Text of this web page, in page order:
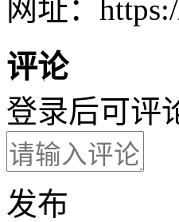
网址：
评论
登录后可评
发布